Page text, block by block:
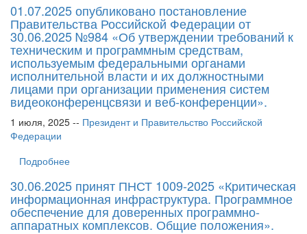
01.07.2025 опубликовано постановление
Правительства Российской Федерации от
30.06.2025 №984 «Об утверждении требований к
техническим и программным средствам,
используемым федеральными органами
исполнительной власти и их должностными
лицами при организации применения систем
видеоконференцсвязи и веб-конференции».
1 июля, 2025 -- Президент и Правительство Российской
Федерации
Подробнее
30.06.2025 принят ПНСТ 1009-2025 «Критическая
информационная инфраструктура. Программное
обеспечение для доверенных программно-
аппаратных комплексов. Общие положения».